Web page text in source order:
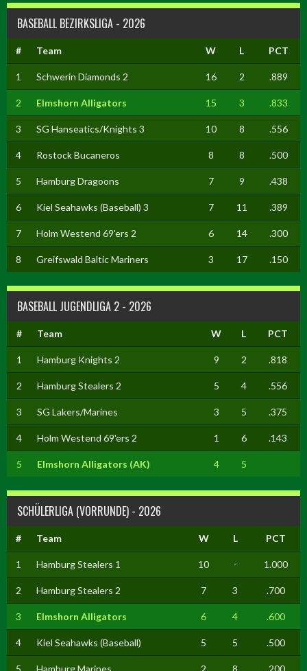
BASEBALL BEZIRKSLIGA - 2026
# Team W L PCT
1 Schwerin Diamonds 2 16 2 .889
2 Elmshorn Alligators 15 3 .833
3 SG Hanseatics/Knights 3 10 8 .556
4 Rostock Bucaneros 8 8 .500
5 Hamburg Dragoons 7 9 .438
6 Kiel Seahawks (Baseball) 3 7 11 .389
7 Holm Westend 69'ers 2 6 14 .300
8 Greifswald Baltic Mariners 3 17 .150
BASEBALL JUGENDLIGA 2 - 2026
# Team W L PCT
1 Hamburg Knights 2 9 2 .818
2 Hamburg Stealers 2 5 4 .556
3 SG Lakers/Marines 3 5 .375
4 Holm Westend 69'ers 2 1 6 .143
5 Elmshorn Alligators (AK) 4 5
SCHÜLERLIGA (VORRUNDE) - 2026
# Team W L PCT
1 Hamburg Stealers 1 10 - 1.000
2 Hamburg Stealers 2 7 3 .700
3 Elmshorn Alligators 6 4 .600
4 Kiel Seahawks (Baseball) 5 5 .500
5 Hamburg Marines 2 8 .200